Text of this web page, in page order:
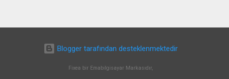
Blogger tarafından desteklenmektedir
Fixea bir Emabilgisayar Markasıdır,